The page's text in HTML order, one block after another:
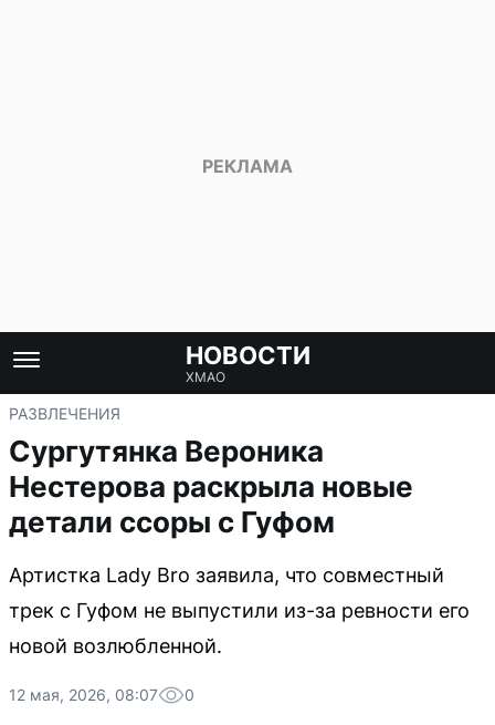
НОВОСТИ
ХМАО
РАЗВЛЕЧЕНИЯ
Сургутянка Вероника
Нестерова раскрыла новые
детали ссоры с Гуфом
Артистка Lady Bro заявила, что совместный
трек с Гуфом не выпустили из-за ревности его
новой возлюбленной.
12 мая, 2026, 08:07 0